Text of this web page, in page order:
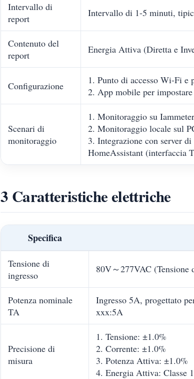
Intervallo di
report
Intervallo di 1-5 minuti,
Contenuto del
report
Energia Attiva (Diretta e
Configurazione
1. Punto di accesso Wi-Fi e
2. App mobile per
Scenari di
monitoraggio
1. Monitoraggio su
2. Monitoraggio locale sul
3. Integrazione con server
HomeAssistant (interfaccia
3 Caratteristiche elettriche
Specifica
Tensione di
ingresso
80V～277VAC (Tensione
Potenza nominale
TA
Ingresso 5A, progettato
xxx:5A
Precisione di
misura
1. Tensione: ±1.0%
2. Corrente: ±1.0%
3. Potenza Attiva: ±1.0%
4. Energia Attiva: Classe